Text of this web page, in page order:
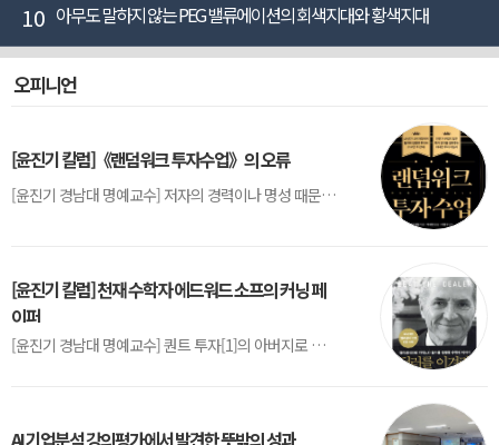
10 아무도 말하지 않는 PEG 밸류에이션의 회색지대와 황색지대
오피니언
[윤진기 칼럼]《랜덤워크 투자수업》의 오류
[윤진기 경남대 명예교수] 저자의 경력이나 명성 때문인지 2020년에 번역 출판된 《랜덤워크 투자수업》(A Random Walk Down Wall Street) 12판은 표지부터가 거창하다. ‘45년간 12번 개정하며 철저히 검증한 투자서’, ‘전문가 부럽지 않은 투자 감각을 길러주는 위대한 투자지침서’ 라는 은빛 광고문구로 독자를 유혹한다.[1] 출판 50주...
[윤진기 칼럼] 천재 수학자 에드워드 소프의 커닝 페
이퍼
[윤진기 경남대 명예교수] 퀀트 투자[1]의 아버지로 불리는 에드워드 소프(Edward O. Thorp)는 수학계에서 천재로 알려진 인물이다. 그는 수학자이지만, 투자 업계에도 여러 가지 흥미로운 일화를 남겼다.수학을 이용하여 카지노를 이길 수 있는지가 궁금했던 그는 동료 교수가 소개해 준 블랙잭(Blackjack) 전략의 핵심을 손바닥 크기의 종이에 요...